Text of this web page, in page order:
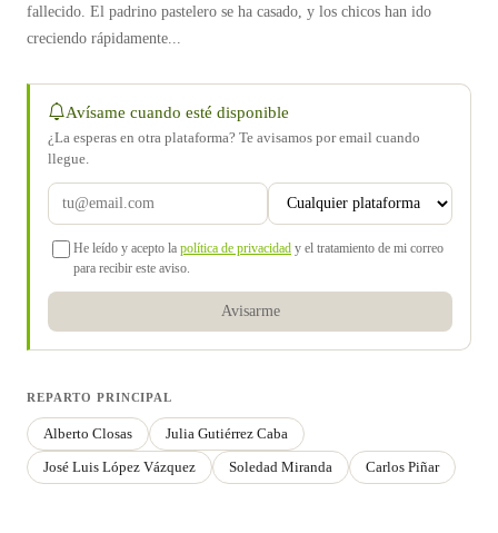
fallecido. El padrino pastelero se ha casado, y los chicos han ido
creciendo rápidamente...
Avísame cuando esté disponible
¿La esperas en otra plataforma? Te avisamos por email cuando
llegue.
He leído y acepto la política de privacidad y el tratamiento de mi correo
para recibir este aviso.
Avisarme
REPARTO PRINCIPAL
Alberto Closas
Julia Gutiérrez Caba
José Luis López Vázquez
Soledad Miranda Carlos Piñar